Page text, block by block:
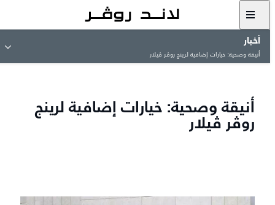
أخبار
أنيقة وصحية: خيارات إضافية لرينج روڤر ڤيلار
أنيقة وصحية: خيارات إضافية لرينج
روڤر ڤيلار